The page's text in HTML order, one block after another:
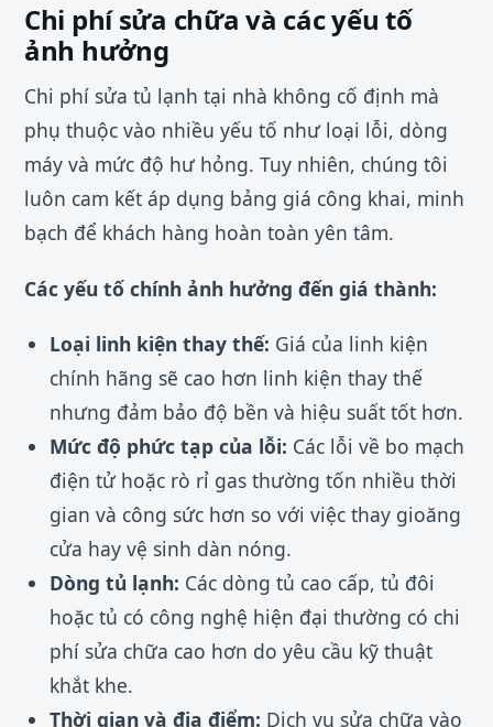
Chi phí sửa chữa và các yếu tố
ảnh hưởng
Chi phí sửa tủ lạnh tại nhà không cố định mà
phụ thuộc vào nhiều yếu tố như loại lỗi, dòng
máy và mức độ hư hỏng. Tuy nhiên, chúng tôi
luôn cam kết áp dụng bảng giá công khai, minh
bạch để khách hàng hoàn toàn yên tâm.
Các yếu tố chính ảnh hưởng đến giá thành:
Loại linh kiện thay thế: Giá của linh kiện
chính hãng sẽ cao hơn linh kiện thay thế
nhưng đảm bảo độ bền và hiệu suất tốt hơn.
Mức độ phức tạp của lỗi: Các lỗi về bo mạch
điện tử hoặc rò rỉ gas thường tốn nhiều thời
gian và công sức hơn so với việc thay gioăng
cửa hay vệ sinh dàn nóng.
Dòng tủ lạnh: Các dòng tủ cao cấp, tủ đôi
hoặc tủ có công nghệ hiện đại thường có chi
phí sửa chữa cao hơn do yêu cầu kỹ thuật
khắt khe.
Thời gian và địa điểm: Dịch vụ sửa chữa vào